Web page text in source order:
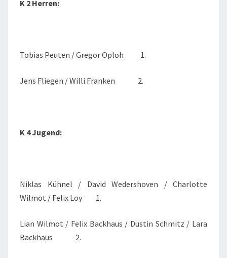
K 2 Herren:
Tobias Peuten / Gregor Oploh 1.
Jens Fliegen / Willi Franken 2.
K 4 Jugend:
Niklas Kühnel / David Wedershoven / Charlotte
Wilmot / Felix Loy 1.
Lian Wilmot / Felix Backhaus / Dustin Schmitz / Lara
Backhaus 2.